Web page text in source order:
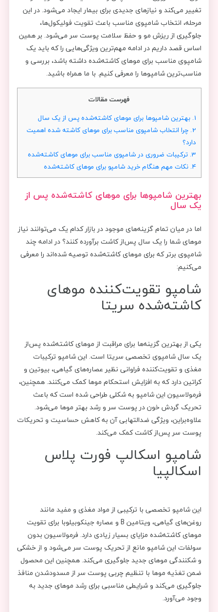
تغییر می‌کند و نیازهای جدیدی برای بیمار ایجاد می‌شود. در این
مرحله، انتخاب شامپوی مناسب باعث تقویت فولیکول‌ها،
جلوگیری از ریزش مو و حفظ سلامت پوست سر می‌شود. بر همین
اساس قصد داریم در ادامه مهم‌ترین ویژگی‌هایی را که باید یک
شامپوی مناسب برای موهای کاشته‌شده داشته باشد، بررسی و
مناسب‌ترین شامپوها را معرفی ‌کنیم. با ما همراه باشید.
فهرست مقالات
1. بهترین شامپوها برای موهای کاشته‌شده پس از یک سال
2. چرا انتخاب شامپوی مناسب برای موهای کاشته شده اهمیت
دارد؟
3. ترکیبات ضروری در شامپوی مناسب برای موهای کاشته‌شده
4. نکات مهم هنگام خرید شامپو برای موهای کاشته‌شده
بهترین شامپوها برای موهای کاشته‌شده پس از
یک سال
اما در میان تمام گزینه‌های موجود در بازار کدام یک می‌توانند نیاز
موهای شما را یک سال پس‌از کاشت برآورده کنند؟ در ادامه چند
شامپوی برتر که برای موهای کاشته‌شده توصیه شده‌اند را معرفی
می‌کنیم:
شامپو تقویت‌کننده موهای
کاشته‌شده سریتا
یکی از بهترین گزینه‌ها برای مراقبت از موهای کاشته‌شده پس‌از
یک سال شامپوی تخصصی سریتا است. این شامپو ترکیبات
مغذی و تقویت‌کننده فراوانی نظیر عصاره‌های گیاهی، بیوتین و
کراتین دارد که به افزایش استحکام موها کمک می‌کنند. همچنین،
فرمولاسیون این شامپو به‌ شکلی طراحی شده است که باعث
تحریک گردش خون در پوست سر و رشد بهتر موها می‌شود.
علاوه‌براین، ویژگی ضدالتهابی آن به کاهش حساسیت و تحریکات
پوست سر پس‌از کاشت کمک می‌کند.
شامپو اسکالپ فورت پلاس
اسکالپیا
این شامپو تخصصی با ترکیبی از مواد مغذی و مفید مانند
روغن‌های گیاهی، ویتامین B و عصاره جینکوبیلوبا برای تقویت
موهای کاشته‌شده مزایای بسیار زیادی دارد. فرمولاسیون بدون
سولفات این شامپو مانع از تحریک پوست سر می‌شود و از خشکی
و شکنندگی موهای جدید جلوگیری می‌کند. همچنین این محصول
ضمن تغذیه موها با تنظیم چربی پوست سر از مسدود‌شدن منافذ
جلوگیری می‌کند و شرایطی مناسبی برای رشد موهای جدید به
وجود می‌آورد.